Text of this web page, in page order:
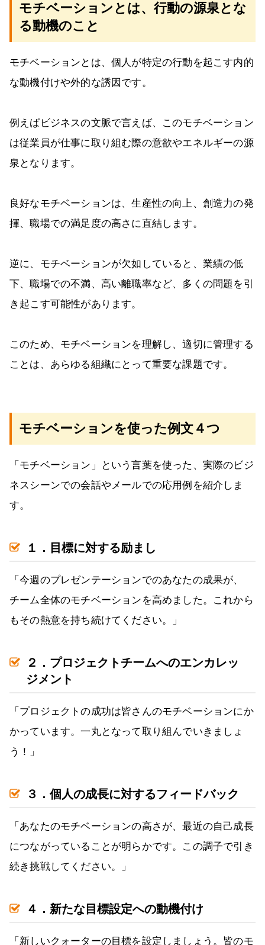
モチベーションとは、行動の源泉とな
る動機のこと
モチベーションとは、個人が特定の行動を起こす内的
な動機付けや外的な誘因です。
例えばビジネスの文脈で言えば、このモチベーション
は従業員が仕事に取り組む際の意欲やエネルギーの源
泉となります。
良好なモチベーションは、生産性の向上、創造力の発
揮、職場での満足度の高さに直結します。
逆に、モチベーションが欠如していると、業績の低
下、職場での不満、高い離職率など、多くの問題を引
き起こす可能性があります。
このため、モチベーションを理解し、適切に管理する
ことは、あらゆる組織にとって重要な課題です。
モチベーションを使った例文４つ
「モチベーション」という言葉を使った、実際のビジ
ネスシーンでの会話やメールでの応用例を紹介しま
す。
１．目標に対する励まし
「今週のプレゼンテーションでのあなたの成果が、
チーム全体のモチベーションを高めました。これから
もその熱意を持ち続けてください。」
２．プロジェクトチームへのエンカレッ
ジメント
「プロジェクトの成功は皆さんのモチベーションにか
かっています。一丸となって取り組んでいきましょ
う！」
３．個人の成長に対するフィードバック
「あなたのモチベーションの高さが、最近の自己成長
につながっていることが明らかです。この調子で引き
続き挑戦してください。」
４．新たな目標設定への動機付け
「新しいクォーターの目標を設定しましょう。皆のモ